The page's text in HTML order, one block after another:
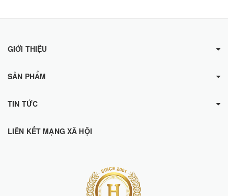
GIỚI THIỆU
SẢN PHẨM
TIN TỨC
LIÊN KẾT MẠNG XÃ HỘI